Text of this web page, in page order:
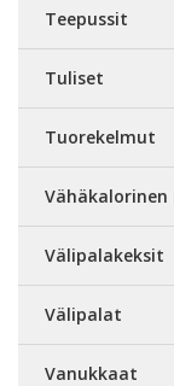
Teepussit
Tuliset
Tuorekelmut
Vähäkalorinen
Välipalakeksit
Välipalat
Vanukkaat